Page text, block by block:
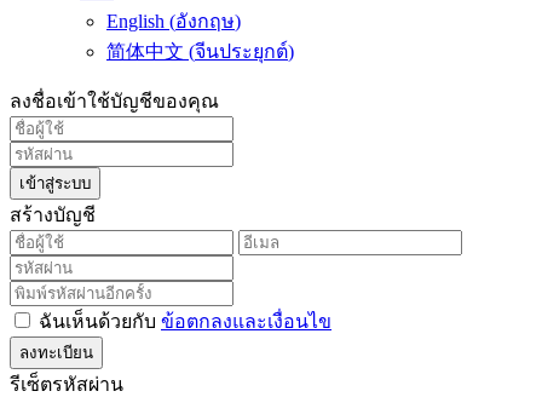
English (อังกฤษ)
简体中文 (จีนประยุกต์)
ลงชื่อเข้าใช้บัญชีของคุณ
เข้าสู่ระบบ
สร้างบัญชี
ฉันเห็นด้วยกับ ข้อตกลงและเงื่อนไข
ลงทะเบียน
รีเซ็ตรหัสผ่าน